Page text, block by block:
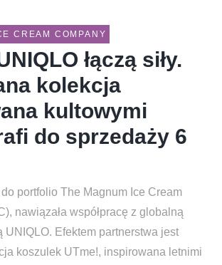
CREAM COMPANY
łączą siły.
kolekcja
kultowymi
do sprzedaży 6
portfolio The Magnum Ice Cream
nawiązała współpracę z globalną
UNIQLO. Efektem partnerstwa jest
koszulek UTme!, inspirowana letnimi